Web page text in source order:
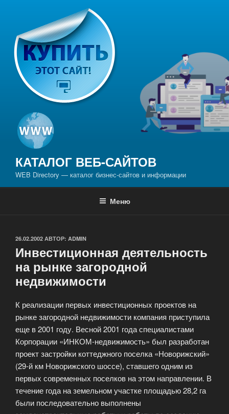
содержимому
КАТАЛОГ ВЕБ-САЙТОВ
WEB Directory — каталог бизнес-сайтов и информации
Меню
ОПУБЛИКОВАНО
26.02.2002 АВТОР: ADMIN
Инвестиционная деятельность
на рынке загородной
недвижимости
К реализации первых инвестиционных проектов на
рынке загородной недвижимости компания приступила
еще в 2001 году. Весной 2001 года специалистами
Корпорации «ИНКОМ-недвижимость» был разработан
проект застройки коттеджного поселка «Новорижский»
(29-й км Новорижского шоссе), ставшего одним из
первых современных поселков на этом направлении. В
течение года на земельном участке площадью 28,2 га
были последовательно выполнены